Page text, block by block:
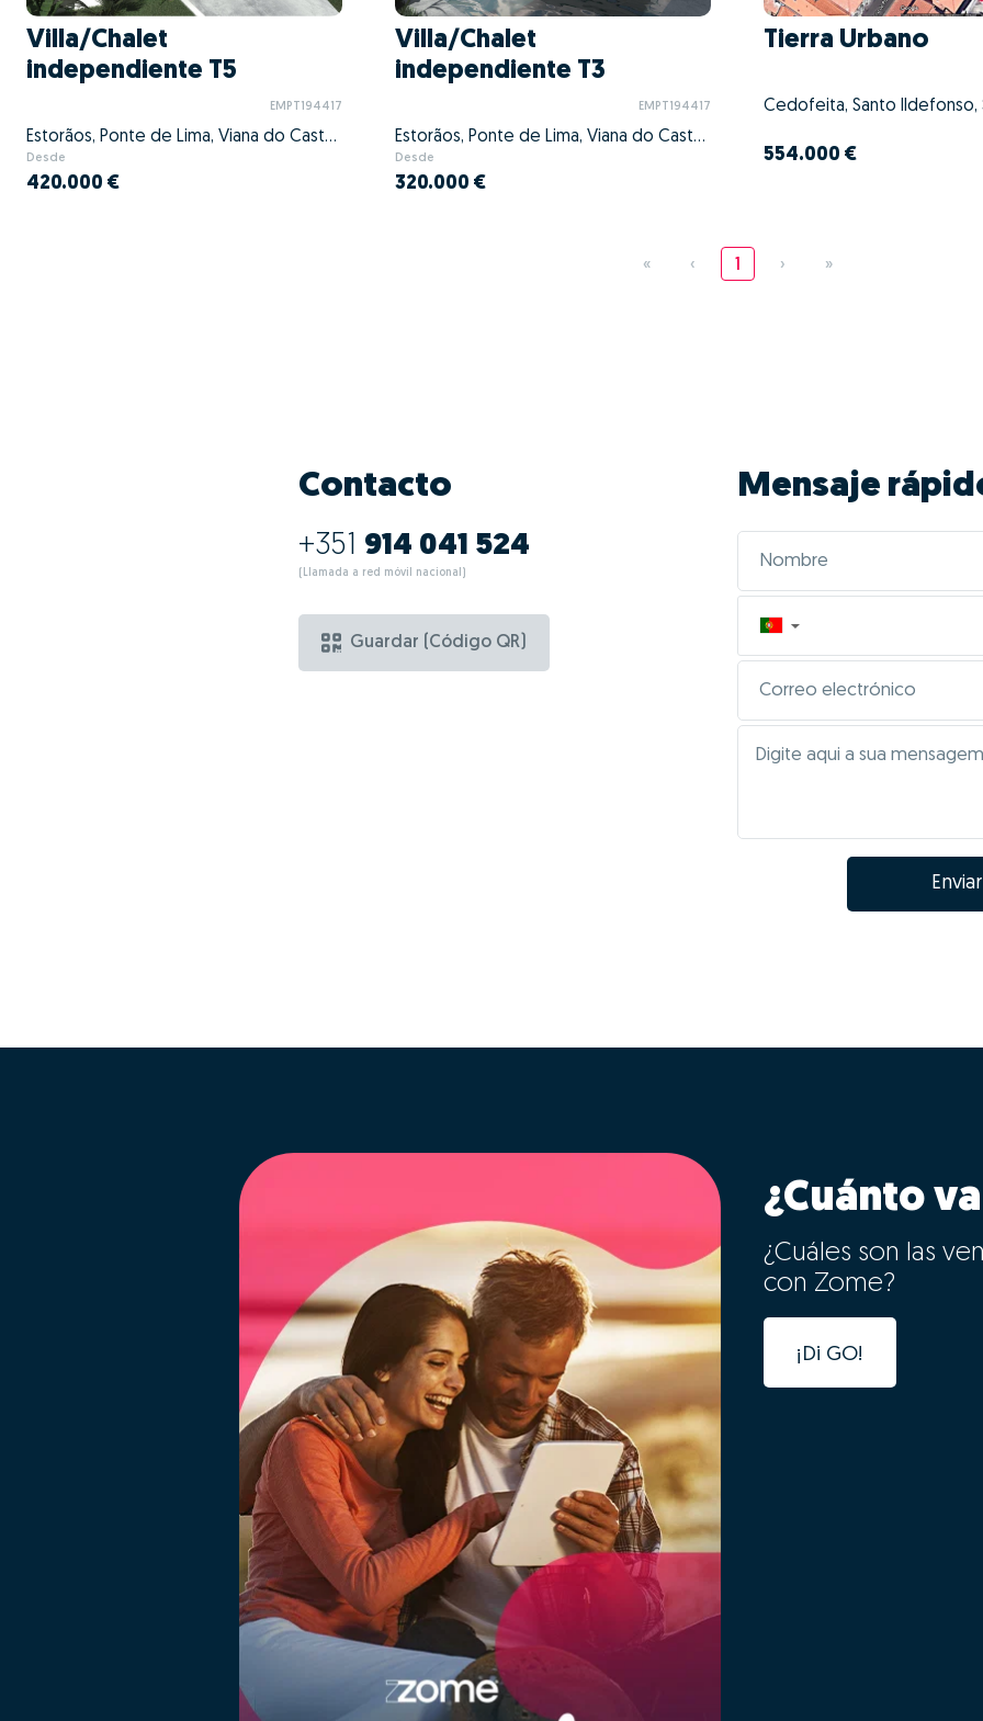
Villa/Chalet
independiente T5
EMPT194417
Estorãos, Ponte de Lima, Viana do Castelo
Desde
420.000 €
Villa/Chalet
independiente T3
EMPT194417
Estorãos, Ponte de Lima, Viana do Castelo
Desde
320.000 €
Tierra Urbano
554.000 €
« ‹ 1 › »
Contacto
+351 914 041 524
(Llamada a red móvil nacional)
Guardar (Código QR)
Mensaje
▼
Enviar
¿Cuánto
¿Cuáles son las
con Zome?
¡Di GO!